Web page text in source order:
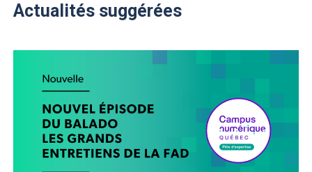
Actualités suggérées